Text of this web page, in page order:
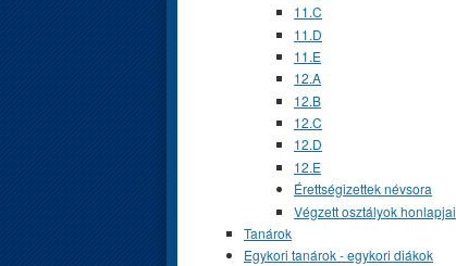
11.C
11.D
11.E
12.A
12.B
12.C
12.D
12.E
Érettségizettek névsora
Végzett osztályok honlapjai
Tanárok
Egykori tanárok - egykori diákok